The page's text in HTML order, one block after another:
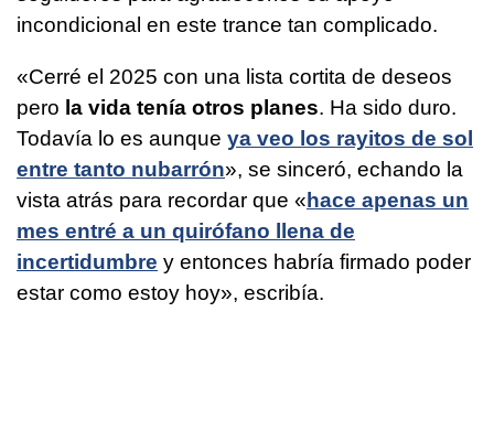
incondicional en este trance tan complicado.
«Cerré el 2025 con una lista cortita de deseos
pero la vida tenía otros planes. Ha sido duro.
Todavía lo es aunque ya veo los rayitos de sol
entre tanto nubarrón», se sinceró, echando la
vista atrás para recordar que «hace apenas un
mes entré a un quirófano llena de
incertidumbre y entonces habría firmado poder
estar como estoy hoy», escribía.